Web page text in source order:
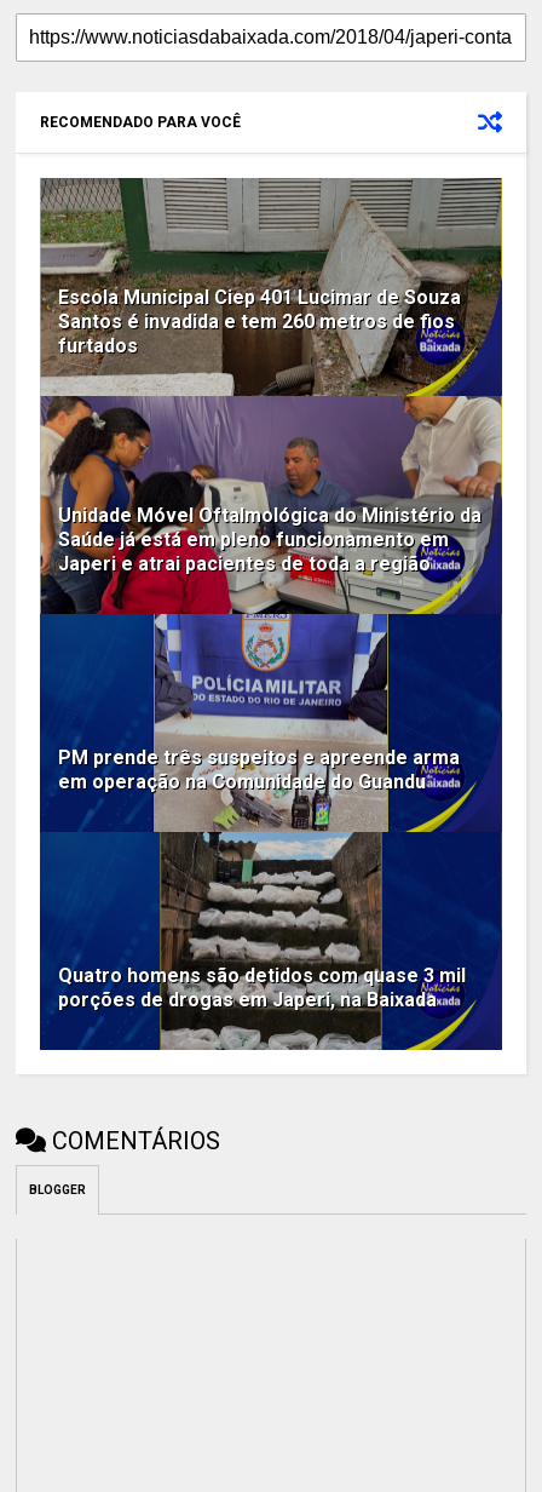
RECOMENDADO PARA VOCÊ
Escola Municipal Ciep 401 Lucimar de Souza
Santos é invadida e tem 260 metros de fios
furtados
Unidade Móvel Oftalmológica do Ministério da
Saúde já está em pleno funcionamento em
Japeri e atrai pacientes de toda a região
PM prende três suspeitos e apreende arma
em operação na Comunidade do Guandu
Quatro homens são detidos com quase 3 mil
porções de drogas em Japeri, na Baixada
COMENTÁRIOS
BLOGGER